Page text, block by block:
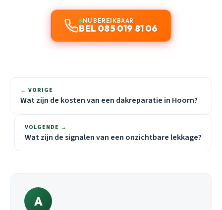
NU BEREIKBAAR
BEL 085 019 81 06
← VORIGE
Wat zijn de kosten van een dakreparatie in Hoorn?
VOLGENDE →
Wat zijn de signalen van een onzichtbare lekkage?
A